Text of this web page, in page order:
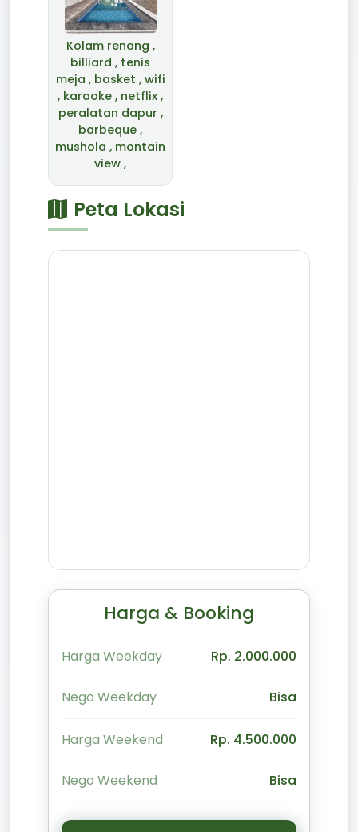
Kolam renang ,
billiard , tenis
meja , basket , wifi
, karaoke , netflix ,
peralatan dapur ,
barbeque ,
mushola , montain
view ,
Peta Lokasi
Harga & Booking
Harga Weekday Rp. 2.000.000
Nego Weekday Bisa
Harga Weekend Rp. 4.500.000
Nego Weekend Bisa